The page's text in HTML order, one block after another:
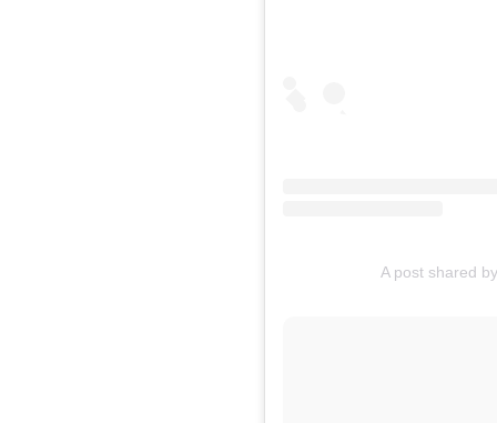
A post shared